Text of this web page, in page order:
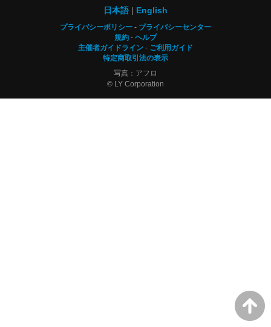
日本語
English
プライバシーポリシー
プライバシーセンター
規約
ヘルプ
主催者ガイドライン
ご利用ガイド
特定商取引法の表示
写真：アフロ
© LY Corporation